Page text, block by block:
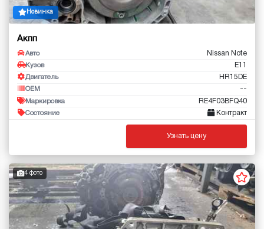
Новинка
Акпп
Авто Nissan Note
Кузов E11
Двигатель HR15DE
OEM --
Маркировка RE4F03BFQ40
Состояние Контракт
Узнать цену
4 фото